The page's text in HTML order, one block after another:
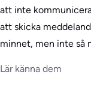
att inte
att skicka
minnet, men inte så
Lär känna dem